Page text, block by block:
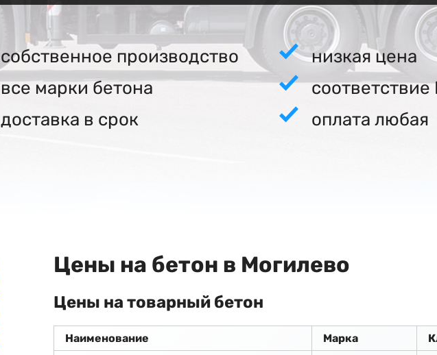
собственное производство
низкая цена
все марки бетона
доставка в срок
оплата любая
Цены на бетон в Могилево
Цены на товарный бетон
Наименование Марка